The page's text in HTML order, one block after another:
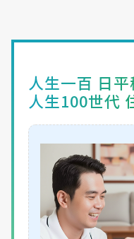
人生一百 日
人生100世代